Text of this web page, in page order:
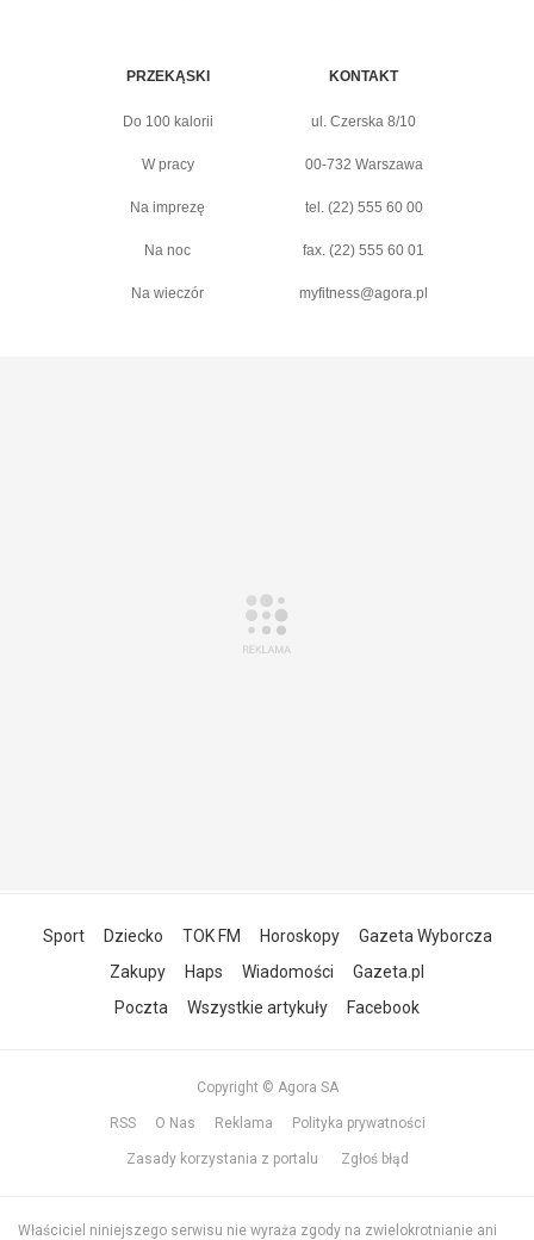
PRZEKĄSKI
Do 100 kalorii
W pracy
Na imprezę
Na noc
Na wieczór
KONTAKT
ul. Czerska 8/10
00-732 Warszawa
tel. (22) 555 60 00
fax. (22) 555 60 01
myfitness@agora.pl
Sport Dziecko TOK FM Horoskopy
Gazeta Wyborcza
Zakupy
Haps Wiadomości
Gazeta.pl
Poczta
Wszystkie artykuły Facebook
Copyright © Agora SA
RSS O Nas Reklama Polityka prywatności
Zasady korzystania z portalu Zgłoś błąd
Właściciel niniejszego serwisu nie wyraża zgody na zwielokrotnianie ani